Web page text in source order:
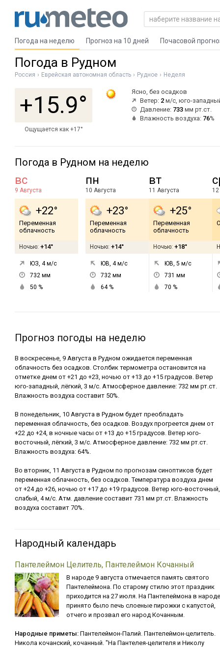
Погода на неделю Прогноз на 10 дней Почасовой
Погода в Рудном
Россия Еврейская автономная область Рудное Неделя
+15.9°
Ощущается как +17°
Ясно, без осадков
Ветер: 2 м/с, юго-
Давление: 733 мм рт.ст.
Влажность воздуха: 76%
Погода в Рудном на неделю
вс
9 Августа
+22°
Переменная
облачность
Ночью: +14°
ЮЗ, 4м/с
732 мм
50 %
пн
10 Августа
+23°
Переменная
облачность
Ночью: +14°
ЮВ, 4м/с
732 мм
64%
вт
11 Августа
+25°
Переменная
облачность
Ночью: +18°
ЮВ, 5 м/с
731 мм
70 %
12
Прогноз погоды на неделю
В воскресенье, 9 Августа в Рудном ожидается переменная
облачность без осадков. Столбик термометра остановится на
отметке днем от +21 до +23, ночью от +13 до +15 градусов. Ветер
юго-западный, лёгкий, 3 м/с. Атмосферное давление: 732 мм рт.ст.
Влажность воздуха составит 50%.
В понедельник, 10 Августа в Рудном будет преобладать
переменная облачность, без осадков. Воздух прогреется днем от
+22 до +24, в ночные часы от +13 до +15 градусов. Ветер юго-
восточный, лёгкий, 3 м/с. Атмосферное давление: 732 мм рт.ст.
Влажность воздуха: 64%.
Во вторник, 11 Августа в Рудном по прогнозам синоптиков будет
переменная облачность, без осадков. Температура воздуха днем
от +24 до +26, ночью от +17 до +19 градусов. Ветер юго-восточный,
слабый, 4 м/с. Атм. давление составит 731 мм рт.ст. Влажность
воздуха составит 70%.
Народный календарь
Пантелеймон Целитель, Пантелеймон Кочанный
В народе 9 августа отмечается память святого
Пантелеймона. По старому стилю этот праздник
приходится на 27 июля. На Пантелеймона в народе
принято было печь слоеные пирожки с капустой,
отчего и прозвал его народ Кочанным.
Народные приметы: Пантелеймон-Палий. Пантелеймон-целитель.
Никола кочанский, кочанный. "На Пантелея-целителя и Николу